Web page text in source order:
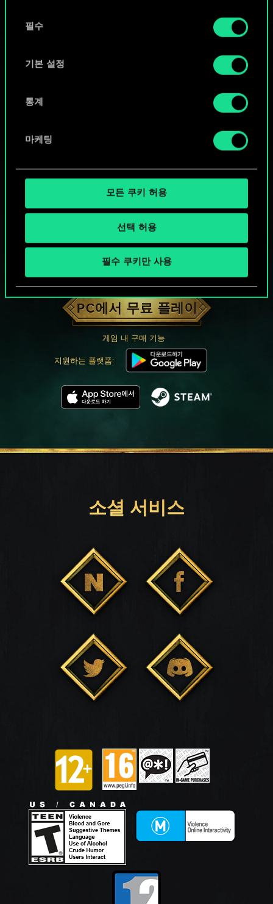
쿠키 사용에 관한 세부 사항이나 관련 설정은 아래의
필수
기본 설정
통계
마케팅
모든 쿠키 허용
선택 허용
필수 쿠키만 사용
궨트 한 판 어떠신가요?
PC에서 무료 플레이
게임 내 구매 기능
지원하는 플랫폼:
소셜 서비스